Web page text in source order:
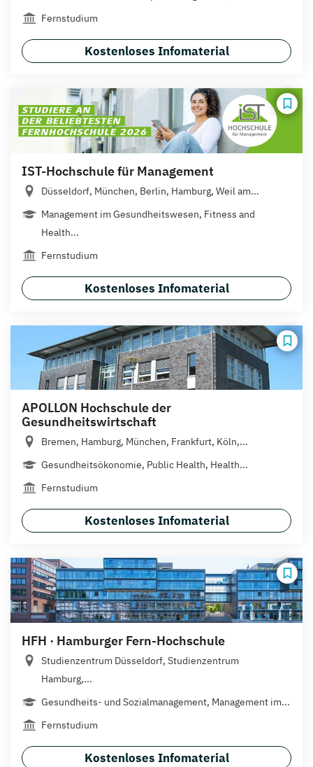
Fernstudium
Kostenloses Infomaterial
IST-Hochschule für Management
Düsseldorf, München, Berlin, Hamburg, Weil am...
Management im Gesundheitswesen, Fitness and
Health...
Fernstudium
Kostenloses Infomaterial
APOLLON Hochschule der
Gesundheitswirtschaft
Bremen, Hamburg, München, Frankfurt, Köln,...
Gesundheitsökonomie, Public Health, Health...
Fernstudium
Kostenloses Infomaterial
HFH · Hamburger Fern-Hochschule
Studienzentrum Düsseldorf, Studienzentrum
Hamburg,...
Gesundheits- und Sozialmanagement, Management im...
Fernstudium
Kostenloses Infomaterial